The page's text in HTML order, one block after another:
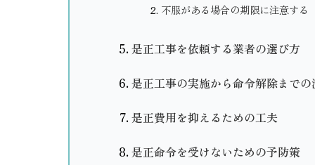
不服がある場合の期限に注意する
是正工事を依頼する業者の選び方
是正工事の実施から命令解除までの
是正費用を抑えるための工夫
是正命令を受けないための予防策